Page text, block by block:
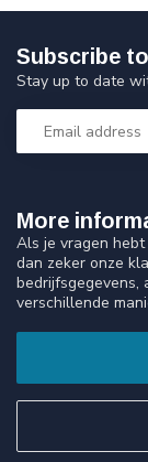
More
Als je vragen
dan zeker onze
bedrijfsgegevens,
verschillende
Subscribe
Stay up to date